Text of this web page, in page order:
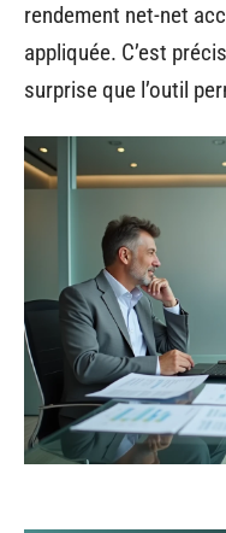
rendement net-net
appliquée. C’est
surprise que l’outil